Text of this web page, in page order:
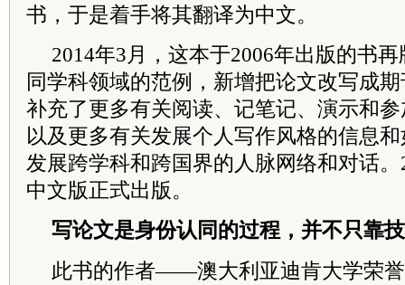
书，于是着手将其翻译为中文。
2014年3月，这本于2006年出版的书
同学科领域的范例，新增把论文改写成
补充了更多有关阅读、记笔记、演示和
以及更多有关发展个人写作风格的信息
发展跨学科和跨国界的人脉网络和对话
中文版正式出版。
写论文是身份认同的过程，并不只靠
此书的作者——澳大利亚迪肯大学荣誉